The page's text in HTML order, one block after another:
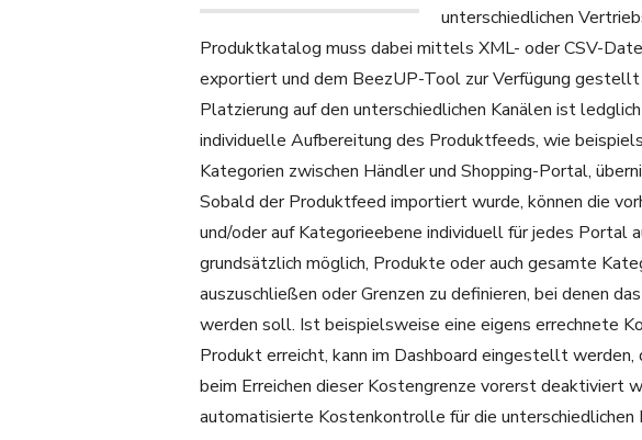
unterschiedlichen
Produktkatalog muss dabei mittels XML- oder CSV-
exportiert und dem BeezUP-Tool zur Verfügung gestellt
Platzierung auf den unterschiedlichen Kanälen ist
individuelle Aufbereitung des Produktfeeds, wie
Kategorien zwischen Händler und Shopping-Portal,
Sobald der Produktfeed importiert wurde, können die
und/oder auf Kategorieebene individuell für jedes Portal
grundsätzlich möglich, Produkte oder auch gesamte
auszuschließen oder Grenzen zu definieren, bei denen
werden soll. Ist beispielsweise eine eigens errechnete
Produkt erreicht, kann im Dashboard eingestellt
beim Erreichen dieser Kostengrenze vorerst deaktiviert
automatisierte Kostenkontrolle für die unterschiedlichen